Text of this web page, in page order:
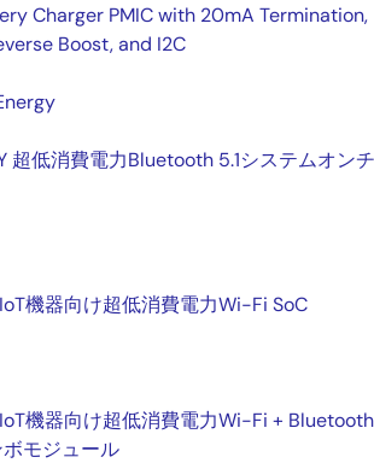
Charger PMIC with 20mA Termination,
Boost, and I2C
超低消費電力Bluetooth 5.1システムオン
機器向け超低消費電力Wi-Fi SoC
機器向け超低消費電力Wi-Fi + Bluetooth
モジュール